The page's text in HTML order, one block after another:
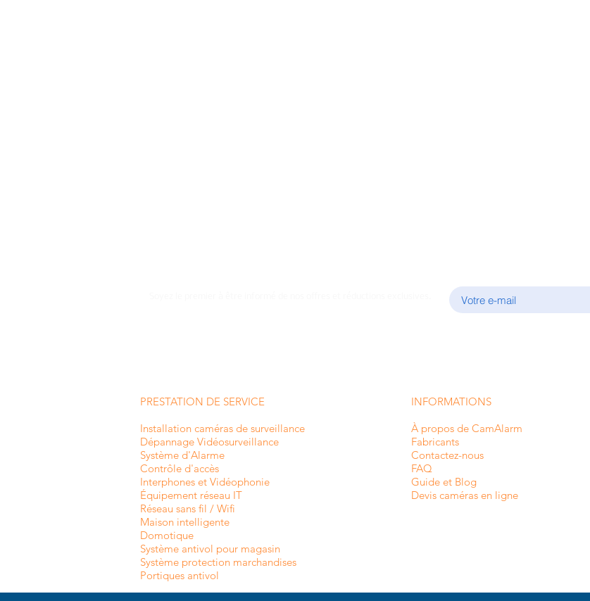
PRESTATION DE SERVICE
Installation caméras de surveillance
Dépannage Vidéosurveillance
Système d'Alarme
Contrôle d'accès
Interphones et Vidéophonie
Équipement réseau IT
Réseau sans fil / Wifi
Maison intelligente
Domotique
Système antivol pour magasin
Système protection marchandises
Portiques antivol
INFORMATIONS
À propos de CamAlarm
Fabricants
Contactez-nous
FAQ
Guide et Blog
Devis caméras en ligne